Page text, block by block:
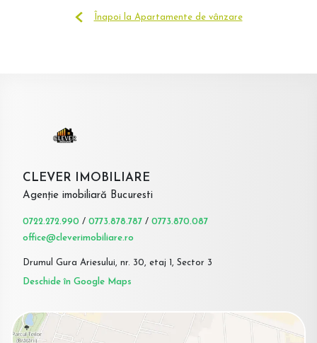
Înapoi la Apartamente de vânzare
CLEVER IMOBILIARE
Agenție imobiliară Bucuresti
0722.272.990 / 0773.878.787 / 0773.870.087
office@cleverimobiliare.ro
Drumul Gura Ariesului, nr. 30, etaj 1, Sector 3
Deschide în Google Maps